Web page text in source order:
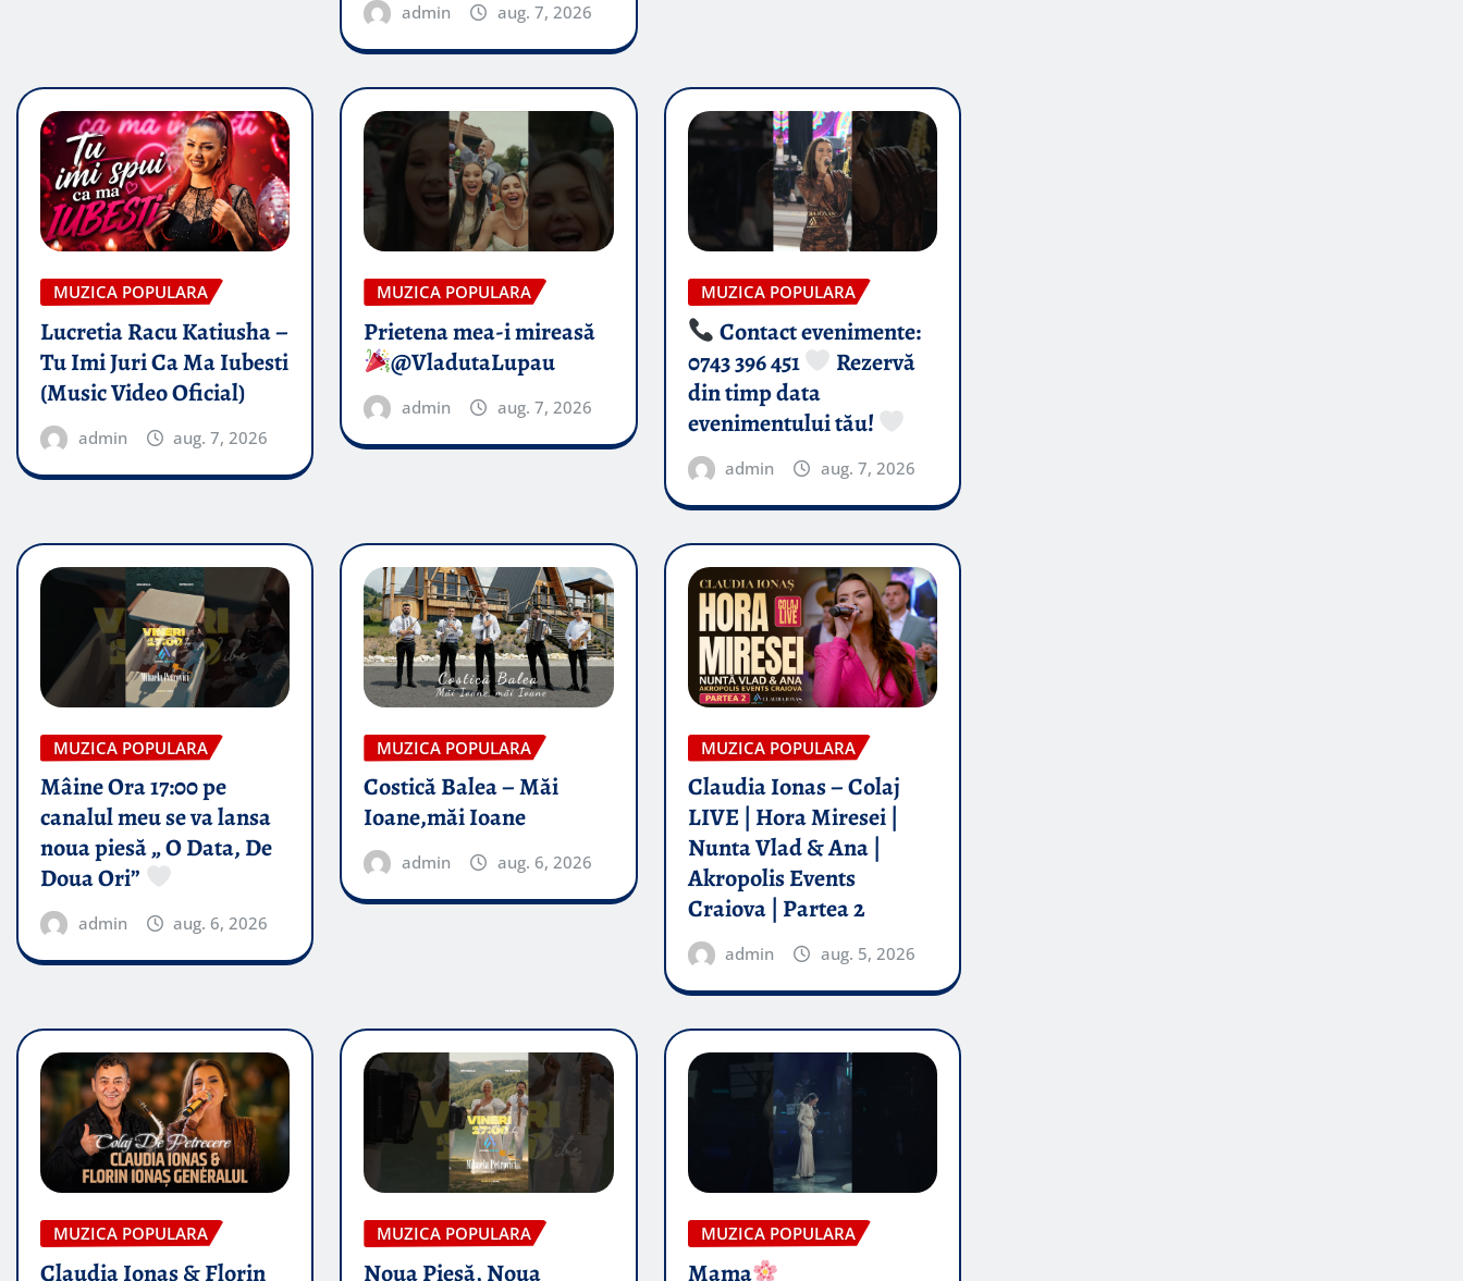
admin aug. 7, 2026
MUZICA POPULARA
Lucretia Racu Katiusha –
Tu Imi Juri Ca Ma Iubesti
(Music Video Oficial)
admin aug. 7, 2026
MUZICA POPULARA
Prietena mea-i mireasă​
@VladutaLupau
admin aug. 7, 2026
MUZICA POPULARA
Contact evenimente:
0743 396 451
Rezervă
din timp data
evenimentului tău!
admin aug. 7, 2026
MUZICA POPULARA
Mâine Ora 17:00 pe
canalul meu se va lansa
noua piesă „ O Data, De
Doua Ori”
admin aug. 6, 2026
MUZICA POPULARA
Costică Balea – Măi
Ioane,măi Ioane
admin aug. 6, 2026
MUZICA POPULARA
Claudia Ionas – Colaj
LIVE | Hora Miresei |
Nunta Vlad & Ana |
Akropolis Events
Craiova | Partea 2
admin aug. 5, 2026
MUZICA POPULARA
Claudia Ionas & Florin
MUZICA POPULARA
Noua Piesă, Noua
MUZICA POPULARA
Mama